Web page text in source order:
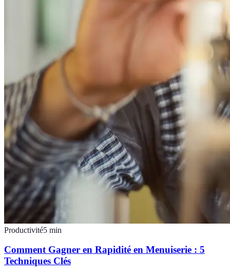
Productivité5 min
Comment Gagner en Rapidité en Menuiserie : 5
Techniques Clés